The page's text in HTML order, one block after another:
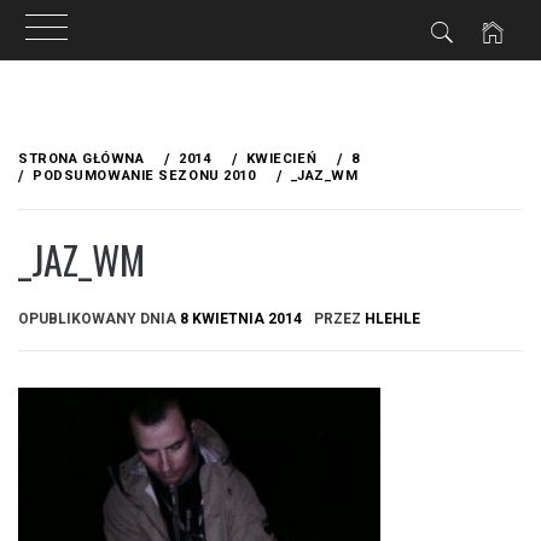
treści
STRONA GŁÓWNA 2014 KWIECIEŃ
8
PODSUMOWANIE SEZONU 2010
_JAZ_WM
_JAZ_WM
OPUBLIKOWANY DNIA 8 KWIETNIA 2014 PRZEZ HLEHLE